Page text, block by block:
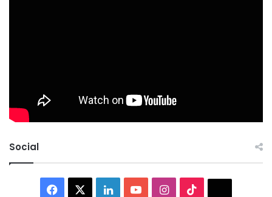
Social
Facebook LinkedInYouTubeInstagram